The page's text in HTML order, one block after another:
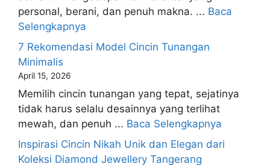
personal, berani, dan penuh makna. ... Baca
Selengkapnya
7 Rekomendasi Model Cincin Tunangan
Minimalis
April 15, 2026
Memilih cincin tunangan yang tepat, sejatinya
tidak harus selalu desainnya yang terlihat
mewah, dan penuh ... Baca Selengkapnya
Inspirasi Cincin Nikah Unik dan Elegan dari
Koleksi Diamond Jewellery Tangerang